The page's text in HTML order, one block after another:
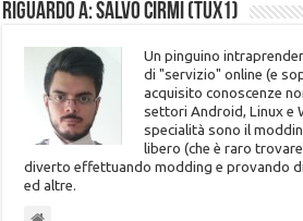
Riguardo a: Salvo Cirmi (Tux1)
Un pinguino
di "servizio" online (e
acquisito conoscenze
settori Android, Linux e
specialità sono il
libero (che è raro
diverto effettuando modding e provando
ed altre.